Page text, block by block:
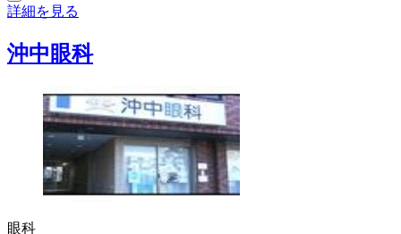
詳細を見る
沖中眼科
眼科